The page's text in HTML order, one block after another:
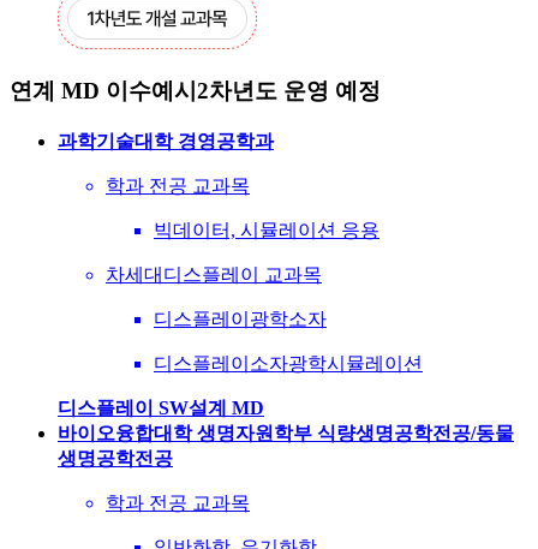
연계 MD 이수예시 2차년도 운영 예정
과학기술대학 경영공학과
학과 전공 교과목
빅데이터, 시뮬레이션 응용
차세대디스플레이 교과목
디스플레이광학소자
디스플레이소자광학시뮬레이션
디스플레이 SW설계 MD
바이오융합대학 생명자원학부 식량생명공학전공/동물
생명공학전공
학과 전공 교과목